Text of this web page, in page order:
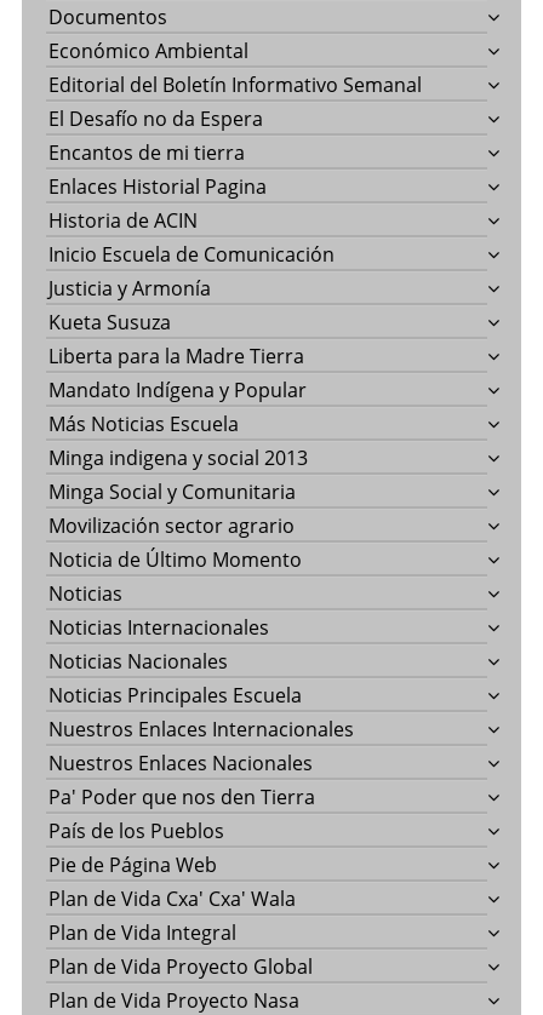
Documentos
Económico Ambiental
Editorial del Boletín Informativo Semanal
El Desafío no da Espera
Encantos de mi tierra
Enlaces Historial Pagina
Historia de ACIN
Inicio Escuela de Comunicación
Justicia y Armonía
Kueta Susuza
Liberta para la Madre Tierra
Mandato Indígena y Popular
Más Noticias Escuela
Minga indigena y social 2013
Minga Social y Comunitaria
Movilización sector agrario
Noticia de Último Momento
Noticias
Noticias Internacionales
Noticias Nacionales
Noticias Principales Escuela
Nuestros Enlaces Internacionales
Nuestros Enlaces Nacionales
Pa' Poder que nos den Tierra
País de los Pueblos
Pie de Página Web
Plan de Vida Cxa' Cxa' Wala
Plan de Vida Integral
Plan de Vida Proyecto Global
Plan de Vida Proyecto Nasa